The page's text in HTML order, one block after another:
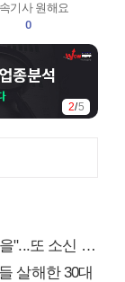
기사 원해요
0
2/5
소신 발언
살해한 30대